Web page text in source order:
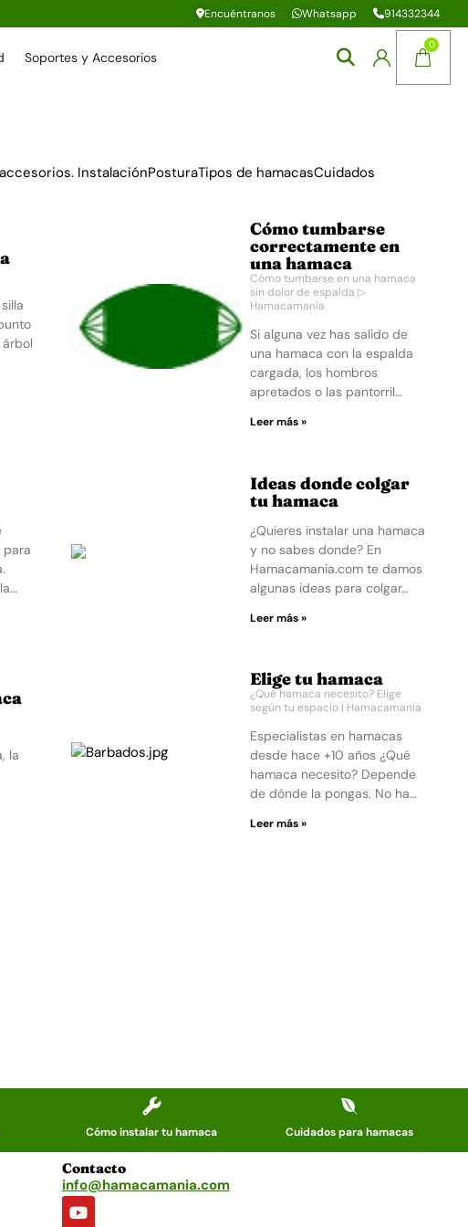
Encuéntranos Whatsapp 914332344
Soportes y Accesorios
InstalaciónPosturaTipos de hamacasCuidados
Cómo tumbarse
correctamente en
una hamaca
Cómo tumbarse en una hamaca
sin dolor de espalda ▷
Hamacamanía
Si alguna vez has salido de
una hamaca con la espalda
cargada, los hombros
apretados o las pantorril…
Leer más »
para
Ideas donde colgar
tu hamaca
¿Quieres instalar una hamaca
y no sabes donde? En
Hamacamania.com te damos
algunas ideas para colgar…
Leer más »
la
Elige tu hamaca
¿Qué hamaca necesito? Elige
según tu espacio | Hamacamania
Especialistas en hamacas
desde hace +10 años ¿Qué
hamaca necesito? Depende
de dónde la pongas. No ha…
Leer más »
Cómo instalar tu hamaca Cuidados para hamacas
Contacto
info@hamacamania.com